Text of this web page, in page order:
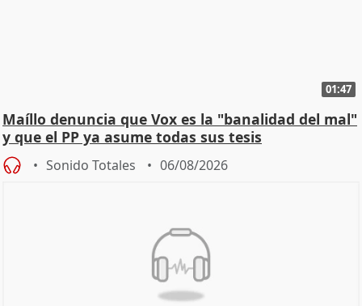
01:47
Maíllo denuncia que Vox es la "banalidad del mal"
y que el PP ya asume todas sus tesis
Sonido Totales 06/08/2026